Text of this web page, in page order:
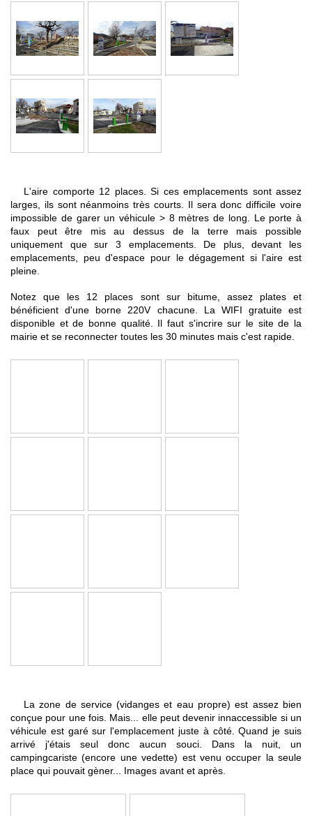
L'aire comporte 12 places. Si ces emplacements sont assez
larges, ils sont néanmoins très courts. Il sera donc difficile voire
impossible de garer un véhicule > 8 mètres de long. Le porte à
faux peut être mis au dessus de la terre mais possible
uniquement que sur 3 emplacements. De plus, devant les
emplacements, peu d'espace pour le dégagement si l'aire est
pleine.
Notez que les 12 places sont sur bitume, assez plates et
bénéficient d'une borne 220V chacune. La WIFI gratuite est
disponible et de bonne qualité. Il faut s'incrire sur le site de la
mairie et se reconnecter toutes les 30 minutes mais c'est rapide.
La zone de service (vidanges et eau propre) est assez bien
conçue pour une fois. Mais... elle peut devenir innaccessible si un
véhicule est garé sur l'emplacement juste à côté. Quand je suis
arrivé j'étais seul donc aucun souci. Dans la nuit, un
campingcariste (encore une vedette) est venu occuper la seule
place qui pouvait gèner... Images avant et après.